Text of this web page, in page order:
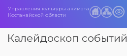
Управления культуры акимата
Костанайской области
Калейдоскоп событий